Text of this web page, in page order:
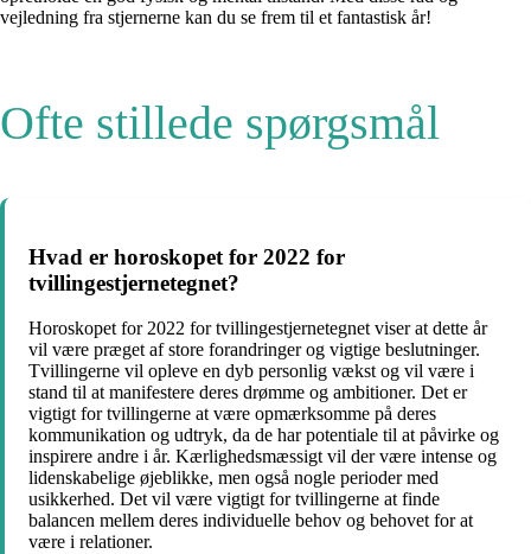
vejledning fra stjernerne kan du se frem til et fantastisk år!
Ofte stillede spørgsmål
Hvad er horoskopet for 2022 for
tvillingestjernetegnet?
Horoskopet for 2022 for tvillingestjernetegnet viser at dette år
vil være præget af store forandringer og vigtige beslutninger.
Tvillingerne vil opleve en dyb personlig vækst og vil være i
stand til at manifestere deres drømme og ambitioner. Det er
vigtigt for tvillingerne at være opmærksomme på deres
kommunikation og udtryk, da de har potentiale til at påvirke og
inspirere andre i år. Kærlighedsmæssigt vil der være intense og
lidenskabelige øjeblikke, men også nogle perioder med
usikkerhed. Det vil være vigtigt for tvillingerne at finde
balancen mellem deres individuelle behov og behovet for at
være i relationer.